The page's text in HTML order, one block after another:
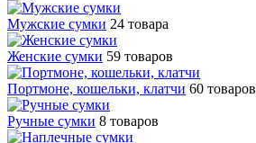
Мужские сумки 24 товара
Женские сумки 59 товаров
Портмоне, кошельки, клатчи 60 товаров
Ручные сумки 8 товаров